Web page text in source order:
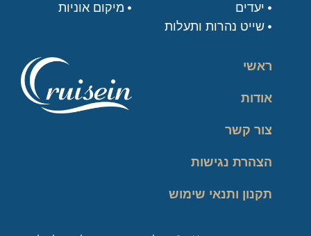
ראשי
אודות
צור קשר
הצהרת נגישות
תקנון ותנאי שימוש
מיקום אוניות
יעדים
שייט נהרות ותעלות